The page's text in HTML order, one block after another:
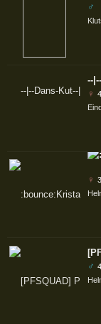
♂
--
♀
♀
♂